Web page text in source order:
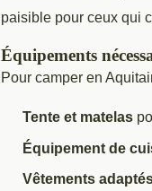
paisible pour ceux qui
Équipements
Pour camper en
Tente et matelas
Équipement de
Vêtements